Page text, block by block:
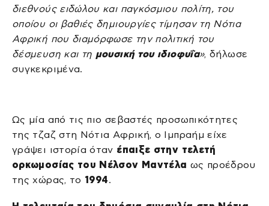
διεθνούς ειδώλου και παγκόσμιου πολίτη, του
οποίου οι βαθιές δημιουργίες τίμησαν τη Νότια
Αφρική που διαμόρφωσε την πολιτική του
δέσμευση και τη μουσική του ιδιοφυΐα», δήλωσε
συγκεκριμένα.
Ως μία από τις πιο σεβαστές προσωπικότητες
της τζαζ στη Νότια Αφρική, ο Ιμπραήμ είχε
γράψει ιστορία όταν έπαιξε στην τελετή
ορκωμοσίας του Νέλσον Μαντέλα ως προέδρου
της χώρας, το1994.